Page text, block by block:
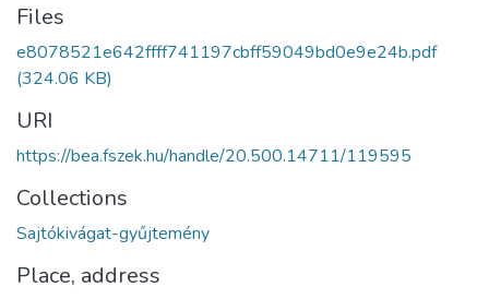
Files
e8078521e642ffff741197cbff59049bd0e9e24b.pdf
(324.06 KB)
URI
https://bea.fszek.hu/handle/20.500.14711/119595
Collections
Sajtókivágat-gyűjtemény
Place, address